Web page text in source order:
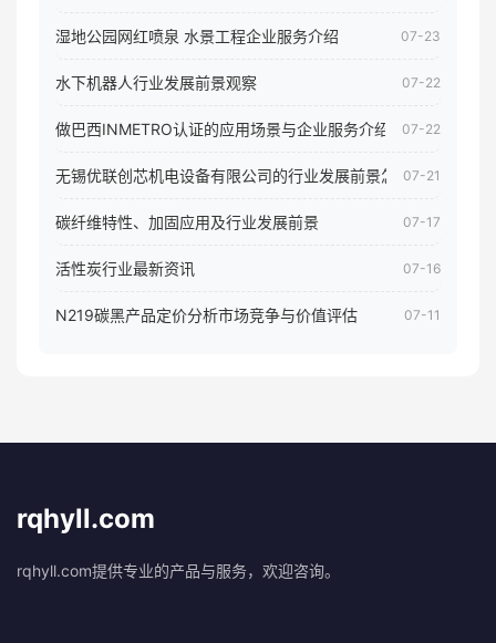
湿地公园网红喷泉 水景工程企业服务介绍 07-23
水下机器人行业发展前景观察 07-22
做巴西INMETRO认证的应用场景与企业服务介绍 07-22
无锡优联创芯机电设备有限公司的行业发展前景怎样07-21
碳纤维特性、加固应用及行业发展前景 07-17
活性炭行业最新资讯 07-16
N219碳黑产品定价分析市场竞争与价值评估 07-11
rqhyll.com
rqhyll.com提供专业的产品与服务，欢迎咨询。